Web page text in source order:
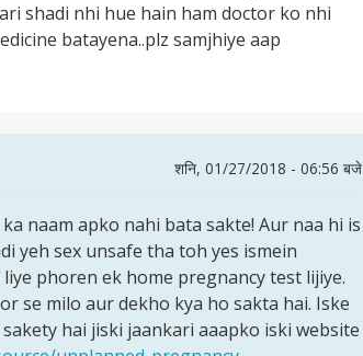
shadi nhi hue hain ham doctor ko nhi
batayena..plz samjhiye aap
शनि, 01/27/2018 - 06:56 बजे
naam apko nahi bata sakte! Aur naa hi is
yeh sex unsafe tha toh yes ismein
phoren ek home pregnancy test lijiye.
se milo aur dekho kya ho sakta hai. Iske
hai jiski jaankari aaapko iski website